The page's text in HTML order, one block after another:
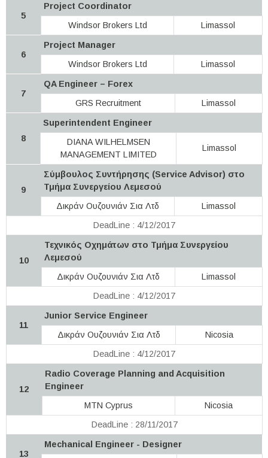
5
Project Coordinator
Windsor Brokers Ltd
Limassol
6
Project Manager
Windsor Brokers Ltd
Limassol
7
QA Engineer – Forex
GRS Recruitment
Limassol
8
Superintendent Engineer
DIANA WILHELMSEN
MANAGEMENT LIMITED
Limassol
9
Σύμβουλος Συντήρησης (Service Advisor) στο
Τμήμα Συνεργείου Λεμεσού
Δικράν Ουζουνιάν Σια Λτδ
Limassol
DeadLine : 4/12/2017
10
Τεχνικός Οχημάτων στο Τμήμα Συνεργείου
Λεμεσού
Δικράν Ουζουνιάν Σια Λτδ
Limassol
DeadLine : 4/12/2017
11
Junior Service Engineer
Δικράν Ουζουνιάν Σια Λτδ
Nicosia
DeadLine : 4/12/2017
12
Radio Coverage Planning and Acquisition
Engineer
MTN Cyprus
Nicosia
DeadLine : 28/11/2017
13
Mechanical Engineer - Designer